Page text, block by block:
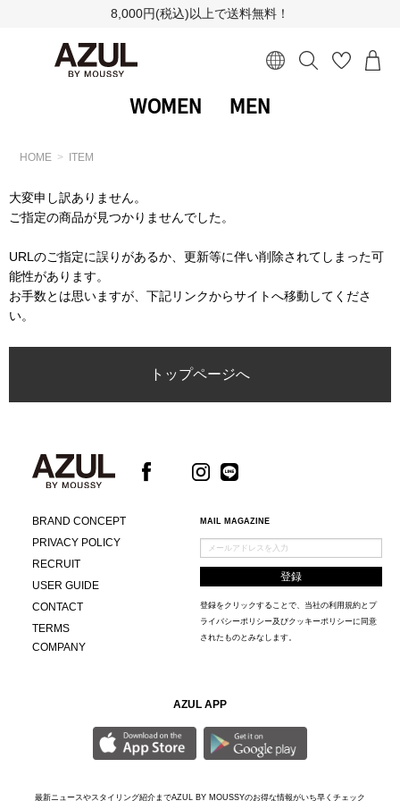
8,000円(税込)以上で送料無料！
WOMEN MEN
HOME ITEM
大変申し訳ありません。
ご指定の商品が見つかりませんでした。
URLのご指定に誤りがあるか、更新等に伴い削除されてしまった可
能性があります。
お手数とは思いますが、下記リンクからサイトへ移動してくださ
い。
トップページへ
BRAND CONCEPT
PRIVACY POLICY
RECRUIT
USER GUIDE
CONTACT
TERMS
COMPANY
MAIL MAGAZINE
登録をクリックすることで、当社の利用規約とプ
ライバシーポリシー及びクッキーポリシーに同意
されたものとみなします。
AZUL APP
最新ニュースやスタイリング紹介までAZUL BY MOUSSYのお得な情報がいち早くチェック